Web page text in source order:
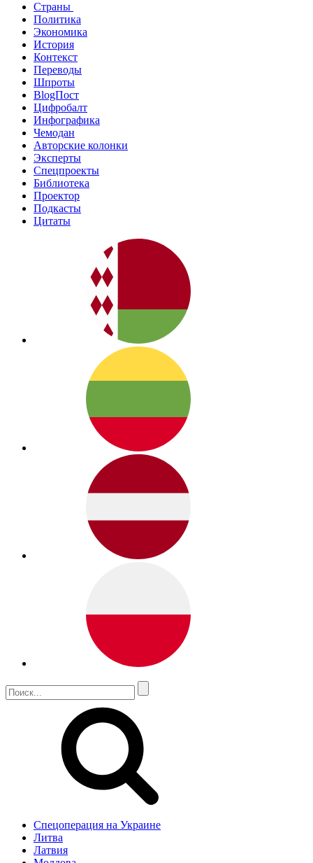
Страны
Политика
Экономика
История
Контекст
Переводы
Шпроты
BlogПост
Цифробалт
Инфографика
Чемодан
Авторские колонки
Эксперты
Спецпроекты
Библиотека
Проектор
Подкасты
Цитаты
Спецоперация на Украине
Литва
Латвия